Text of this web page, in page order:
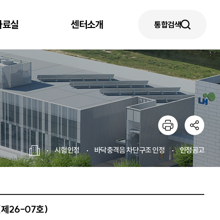
실 센터소개 통합검색
시험인정 바닥충격음 차단구조 인정 인정공고
(제26-07호)